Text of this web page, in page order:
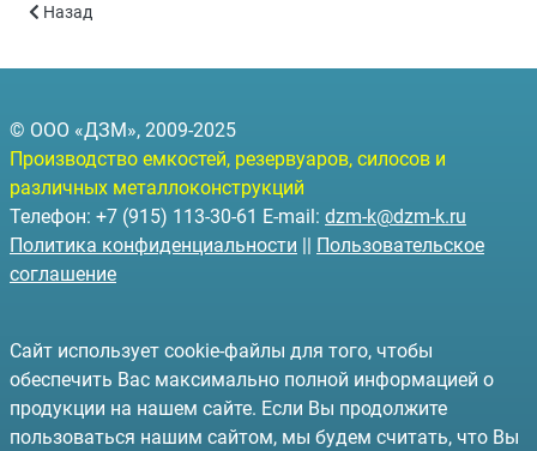
Предыдущий: Контейнерная АЗС (КАЗС-20 объём 20 куб.м)
Назад
© ООО «ДЗМ», 2009-2025
Производство емкостей, резервуаров, силосов и
различных металлоконструкций
Телефон: +7 (915) 113-30-61 E-mail: dzm-k@dzm-k.ru
Политика конфиденциальности || Пользовательское
соглашение
Сайт использует cookie-файлы для того, чтобы
обеспечить Вас максимально полной информацией о
продукции на нашем сайте. Если Вы продолжите
пользоваться нашим сайтом, мы будем считать, что Вы